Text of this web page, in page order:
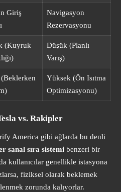
Giriş
Navigasyon
Rezervasyonu
(Kuyruk
Düşük (Planlı
Varış)
Yüksek (Ön Isıtma
Optimizasyonu)
vs. Rakipler
America gibi ağlarda bu denli
sanal sıra sistemi benzeri bir
kullanıcılar genellikle istasyona
fiziksel olarak beklemek
zorunda kalıyorlar.